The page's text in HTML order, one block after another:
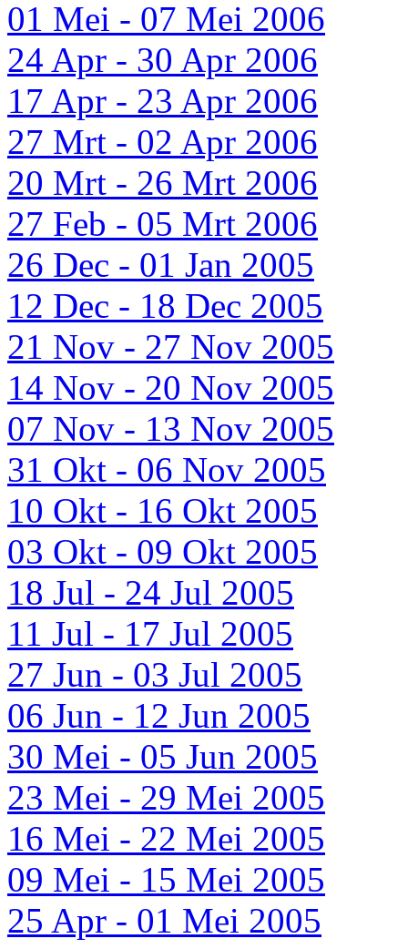
01 Mei - 07 Mei 2006
24 Apr - 30 Apr 2006
17 Apr - 23 Apr 2006
27 Mrt - 02 Apr 2006
20 Mrt - 26 Mrt 2006
27 Feb - 05 Mrt 2006
26 Dec - 01 Jan 2005
12 Dec - 18 Dec 2005
21 Nov - 27 Nov 2005
14 Nov - 20 Nov 2005
07 Nov - 13 Nov 2005
31 Okt - 06 Nov 2005
10 Okt - 16 Okt 2005
03 Okt - 09 Okt 2005
18 Jul - 24 Jul 2005
11 Jul - 17 Jul 2005
27 Jun - 03 Jul 2005
06 Jun - 12 Jun 2005
30 Mei - 05 Jun 2005
23 Mei - 29 Mei 2005
16 Mei - 22 Mei 2005
09 Mei - 15 Mei 2005
25 Apr - 01 Mei 2005